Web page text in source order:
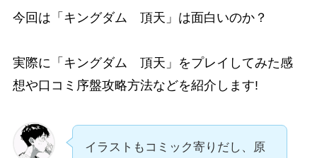
今回は「キングダム 頂天」は面白いのか？
実際に「キングダム 頂天」をプレイしてみた感
想や口コミ 序盤攻略方法などを紹介します!
イラストもコミック寄りだし、原